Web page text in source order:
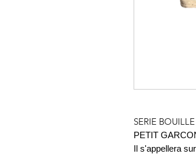
SERIE
PETIT
Il s'appellera